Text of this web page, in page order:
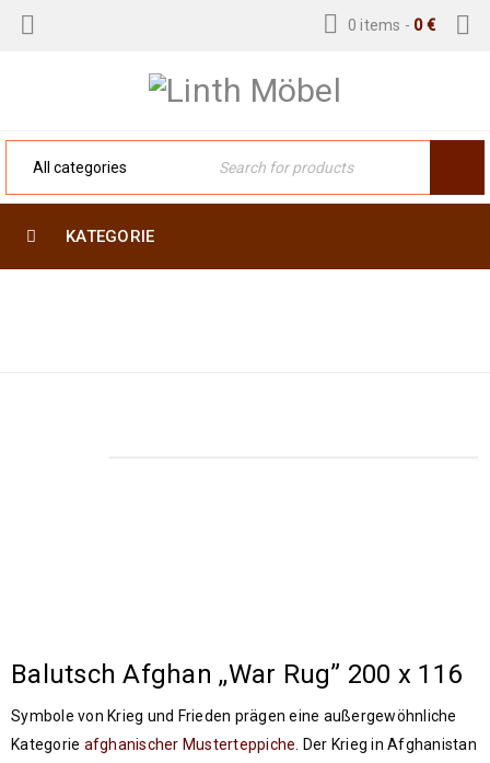
0 items - 0€
KATEGORIE
Balutsch Afghan ,,War Rug” 200 x 116
Symbole von Krieg und Frieden prägen eine außergewöhnliche
Kategorie afghanischer Musterteppiche . Der Krieg in Afghanistan